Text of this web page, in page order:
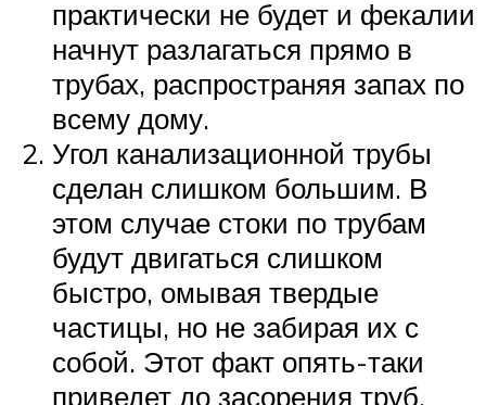
практически не будет и фекалии
начнут разлагаться прямо в
трубах, распространяя запах по
всему дому.
Угол канализационной трубы
сделан слишком большим. В
этом случае стоки по трубам
будут двигаться слишком
быстро, омывая твердые
частицы, но не забирая их с
собой. Этот факт опять-таки
приведет до засорения труб,